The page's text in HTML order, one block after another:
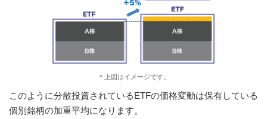
＊上図はイメージです。
このように分散投資されているETFの価格変動は保有している
個別銘柄の加重平均になります。